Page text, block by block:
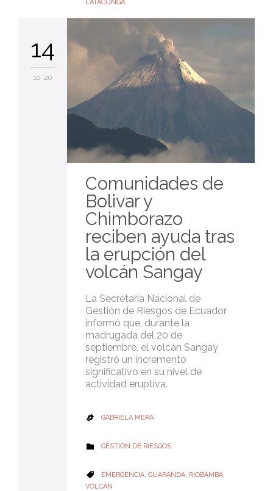
LATACUNGA
14
10 '20
Comunidades de
Bolivar y
Chimborazo
reciben ayuda tras
la erupción del
volcán Sangay
La Secretaría Nacional de
Gestión de Riesgos de Ecuador
informó que, durante la
madrugada del 20 de
septiembre, el volcán Sangay
registró un incremento
significativo en su nivel de
actividad eruptiva.
 GABRIELA MERA
 CATEGORY
GESTIÓN DE RIESGOS
 CATEGORY
EMERGENCIA GUARANDA RIOBAMBA
VOLCÁN